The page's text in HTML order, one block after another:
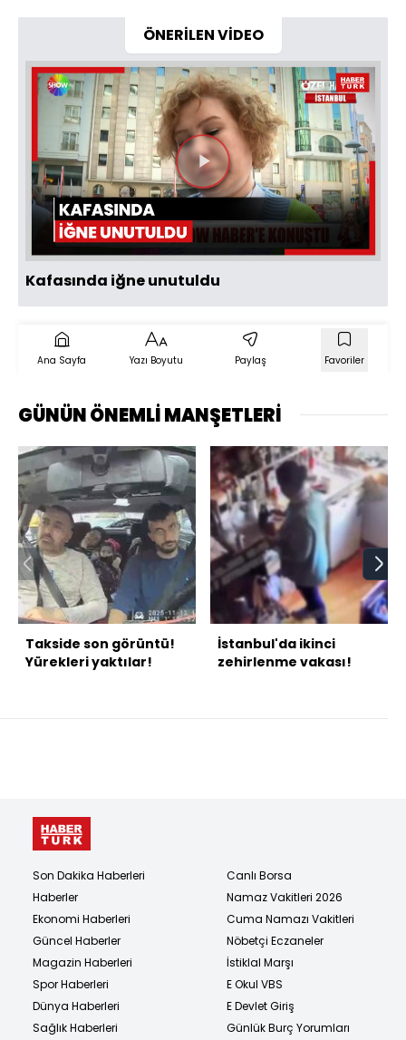
ÖNERİLEN VİDEO
Videoyu
Oynat
Kafasında iğne unutuldu
Ana Sayfa Yazı Boyutu Paylaş Favoriler
GÜNÜN ÖNEMLİ MANŞETLERİ
Takside son görüntü!
Yürekleri yaktılar!
İstanbul'da ikinci
zehirlenme vakası!
Son Dakika Haberleri
Haberler
Ekonomi Haberleri
Güncel Haberler
Magazin Haberleri
Spor Haberleri
Dünya Haberleri
Sağlık Haberleri
Canlı Borsa
Namaz Vakitleri 2026
Cuma Namazı Vakitleri
Nöbetçi Eczaneler
İstiklal Marşı
E Okul VBS
E Devlet Giriş
Günlük Burç Yorumları